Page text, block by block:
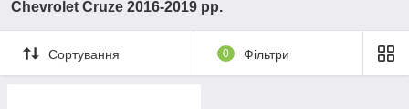
Chevrolet Cruze 2016-2019 рр.
Сортування 0 Фільтри